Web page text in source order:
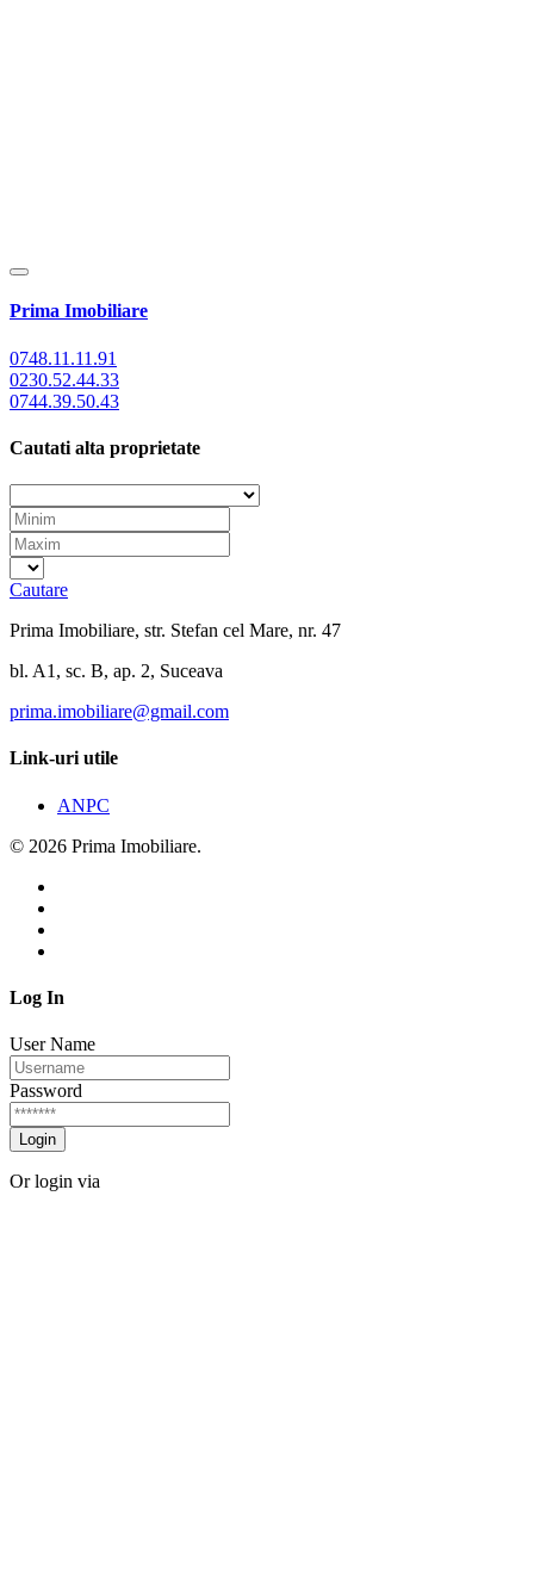
Prima Imobiliare
0748.11.11.91
0230.52.44.33
0744.39.50.43
Cautati alta proprietate
Cautare
Prima Imobiliare, str. Stefan cel Mare, nr. 47
bl. A1, sc. B, ap. 2, Suceava
prima.imobiliare@gmail.com
Link-uri utile
ANPC
© 2026 Prima Imobiliare.
Log In
User Name
Password
Login
Or login via